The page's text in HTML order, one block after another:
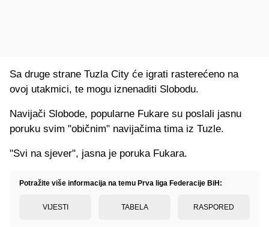
Sa druge strane Tuzla City će igrati rasterećeno na
ovoj utakmici, te mogu iznenaditi Slobodu.
Navijači Slobode, popularne Fukare su poslali jasnu
poruku svim "običnim" navijačima tima iz Tuzle.
"Svi na sjever", jasna je poruka Fukara.
Potražite više informacija na temu Prva liga Federacije BiH:
VIJESTI TABELA RASPORED